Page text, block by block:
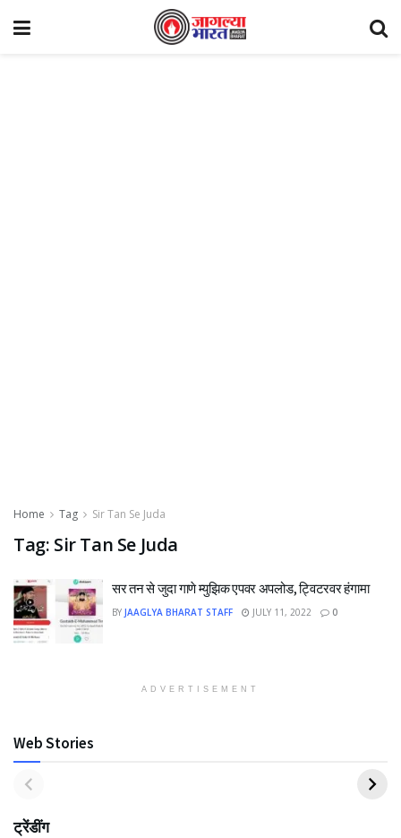
Home Tag Sir Tan Se Juda
Tag: Sir Tan Se Juda
सर तन से जुदा गाणे म्युझिक एपवर अपलोड, ट्विटरवर हंगामा
BY JAAGLYA BHARAT STAFF JULY 11, 2022 0
ADVERTISEMENT
Web Stories
ट्रेंडींग